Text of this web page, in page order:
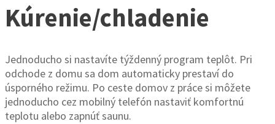
Kúrenie/chladenie
Jednoducho si nastavíte týždenný program teplôt. Pri
odchode z domu sa dom automaticky prestaví do
úsporného režimu. Po ceste domov z práce si môžete
jednoducho cez mobilný telefón nastaviť komfortnú
teplotu alebo zapnúť saunu.